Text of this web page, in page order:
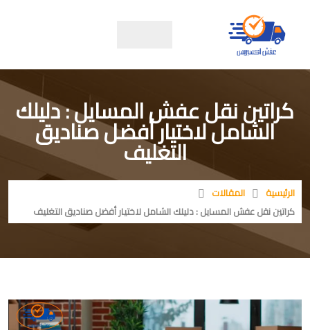
كراتين نقل عفش المسايل : دليلك
الشامل لاختيار أفضل صناديق
التغليف
الرئيسية
المقالات
كراتين نقل عفش المسايل : دليلك الشامل لاختيار أفضل صناديق التغليف